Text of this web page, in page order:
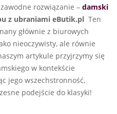
rozwiązanie – damski
z ubraniami eButik.pl Ten
głównie z biurowych
nieoczywisty, ale równie
artykule przyjrzymy się
w kontekście
jego wszechstronność,
podejście do klasyki!